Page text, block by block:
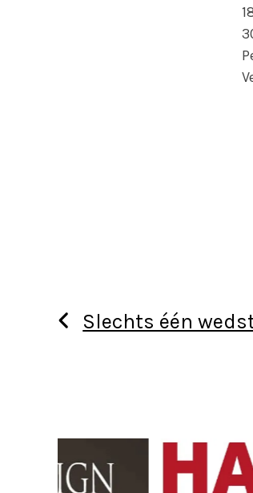
Slechts één
the